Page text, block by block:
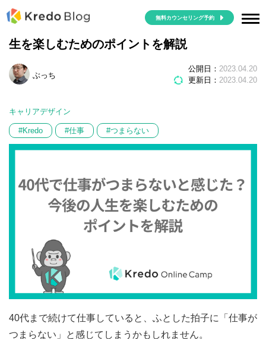
無料カウンセリング予約
40代で仕事がつまらないと感じた？今後の人
生を楽しむためのポイントを解説
ぶっち
公開日： 2023.04.20
更新日： 2023.04.20
キャリアデザイン
#Kredo #仕事 #つまらない
40代まで続けて仕事していると、ふとした拍子に「仕事が
つまらない」と感じてしまうかもしれません。